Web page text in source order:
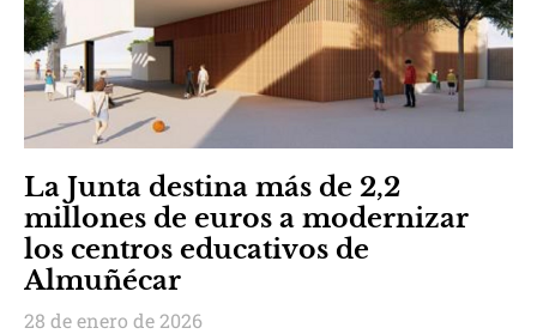
La Junta destina más de 2,2
millones de euros a modernizar
los centros educativos de
Almuñécar
28 de enero de 2026